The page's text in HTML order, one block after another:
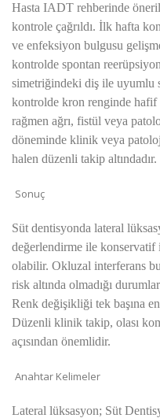
Hasta IADT rehberinde
kontrole çağrıldı. İlk hafta
ve enfeksiyon bulgusu
kontrolde spontan
simetriğindeki diş ile uyumlu
kontrolde kron renginde
rağmen ağrı, fistül veya
döneminde klinik veya
halen düzenli takip altındadır.
Sonuç
Süt dentisyonda lateral
değerlendirme ile
olabilir. Okluzal interferans
risk altında olmadığı
Renk değişikliği tek başına
Düzenli klinik takip, olası
açısından önemlidir.
Anahtar Kelimeler
Lateral lüksasyon; Süt